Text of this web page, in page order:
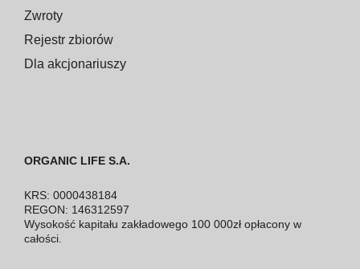
Zwroty
Rejestr zbiorów
Dla akcjonariuszy
ORGANIC LIFE S.A.
KRS: 0000438184
REGON: 146312597
Wysokość kapitału zakładowego 100 000zł opłacony w
całości.